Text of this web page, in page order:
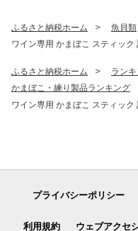
ふるさと納税ホーム 魚貝類
ワイン専用 かまぼこ スティック
ふるさと納税ホーム ラン
かまぼこ・練り製品ランキング
ワイン専用 かまぼこ スティック
プライバシーポリシー
利用規約 ウェブアクセ